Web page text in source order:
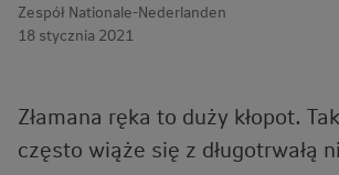
Zespół Nationale-Nederlanden
18 stycznia 2021
Złamana ręka to duży kłopot.
często wiąże się z długotrwałą